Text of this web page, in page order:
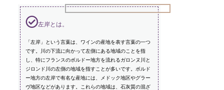
左岸とは。
「左岸」という言葉は、ワインの産地を表す言葉の一つ
です。川の下流に向かって左側にある地域のことを指
し、特にフランスのボルドー地方を流れるガロンヌ川と
ジロンド川の左側の地域を指すことが多いです。ボルド
ー地方の左岸で有名な産地には、メドック地区やグラー
ヴ地区などがあります。これらの地域は、石灰質の混ざ